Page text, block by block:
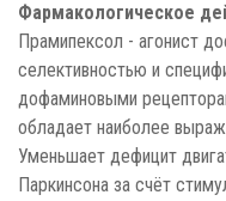
Фармакологическое
Прамипексол - агонист
селективностью и
дофаминовыми
обладает наиболее
Уменьшает дефицит
Паркинсона за счёт